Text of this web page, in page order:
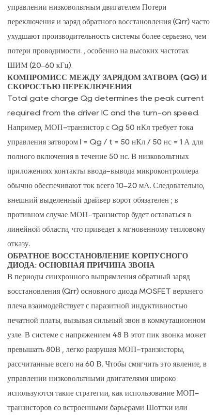
момента
4
Стратегии
измерения
тока
управления
4.1
Измерение
трехшунтового
и
одношунтового
резистора
положения
ротора
на
основе
противоЭДС
уровне
системы:
от
блокировки
перегрузки
управлении низковольтным двигателем Потери
переключения и заряд обратного восстановления (Qrr) часто
ухудшают производительность системы более серьезно, чем
потери проводимости. , особенно на высоких частотах
ШИМ (20–60 кГц).
КОМПРОМИСС МЕЖДУ ЗАРЯДОМ ЗАТВОРА (QG) И
СКОРОСТЬЮ ПЕРЕКЛЮЧЕНИЯ
Total gate charge Qg determines the peak current
required from the driver IC and the turn-on speed.
Например, МОП-транзистор с Qg 50 нКл требует тока
управления затвором
I = Qg / t = 50 нКл / 50 нс = 1 А для
полного включения в течение 50 нс. В низковольтных
приложениях контакты ввода-вывода микроконтроллера
обычно обеспечивают ток всего 10–20 мА. Следовательно,
внешний выделенный драйвер ворот обязателен ; в
противном случае МОП-транзистор будет оставаться в
линейной области, что приведет к мгновенному тепловому
отказу.
ОБРАТНОЕ ВОССТАНОВЛЕНИЕ КОРПУСНОГО
ДИОДА: ОСНОВНАЯ ПРИЧИНА ЗВОНА
В периоды синхронного выпрямления обратный заряд
восстановления (Qrr) основного диода MOSFET верхнего
плеча взаимодействует с паразитной индуктивностью
печатной платы, вызывая сильный звон в коммутационном
узле. В системе с напряжением 48 В этот пик звонка может
превышать 80В , легко разрушая МОП-транзисторы,
рассчитанные всего на 60 В. Чтобы смягчить это явление, в
управлении низковольтными двигателями широко
используются такие стратегии, как использование МОП-
транзисторов со встроенными барьерами Шоттки или